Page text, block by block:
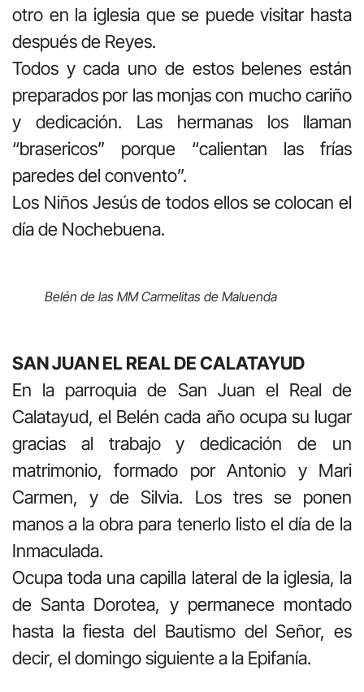
otro en la iglesia que se puede visitar hasta
después de Reyes.
Todos y cada uno de estos belenes están
preparados por las monjas con mucho cariño
y dedicación. Las hermanas los llaman
“brasericos” porque “calientan las frías
paredes del convento”.
Los Niños Jesús de todos ellos se colocan el
día de Nochebuena.
Belén de las MM Carmelitas de Maluenda
SAN JUAN EL REAL DE CALATAYUD
En la parroquia de San Juan el Real de
Calatayud, el Belén cada año ocupa su lugar
gracias al trabajo y dedicación de un
matrimonio, formado por Antonio y Mari
Carmen, y de Silvia. Los tres se ponen
manos a la obra para tenerlo listo el día de la
Inmaculada.
Ocupa toda una capilla lateral de la iglesia, la
de Santa Dorotea, y permanece montado
hasta la fiesta del Bautismo del Señor, es
decir, el domingo siguiente a la Epifanía.